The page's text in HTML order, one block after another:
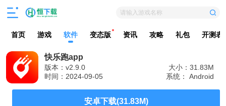
请输入游戏名称
首页 游戏 软件 变态版 资讯 攻略 礼包 开测表
快乐跑app
版本：v2.9.0
大小：31.83M
时间：2024-09-05
系统： Android
安卓下载(31.83M)